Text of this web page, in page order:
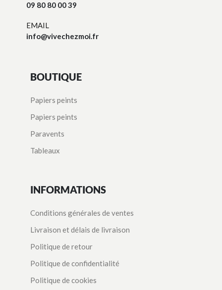
09 80 80 00 39
EMAIL
info@vivechezmoi.fr
BOUTIQUE
Papiers peints
Papiers peints
Paravents
Tableaux
INFORMATIONS
Conditions générales de ventes
Livraison et délais de livraison
Politique de retour
Politique de confidentialité
Politique de cookies